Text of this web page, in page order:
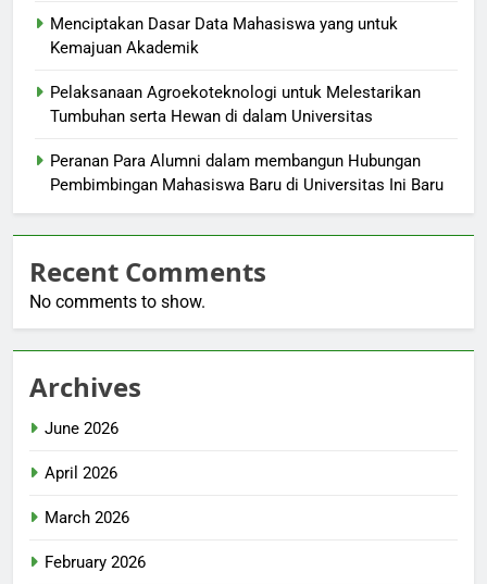
Menciptakan Dasar Data Mahasiswa yang untuk
Kemajuan Akademik
Pelaksanaan Agroekoteknologi untuk Melestarikan
Tumbuhan serta Hewan di dalam Universitas
Peranan Para Alumni dalam membangun Hubungan
Pembimbingan Mahasiswa Baru di Universitas Ini Baru
Recent Comments
No comments to show.
Archives
June 2026
April 2026
March 2026
February 2026